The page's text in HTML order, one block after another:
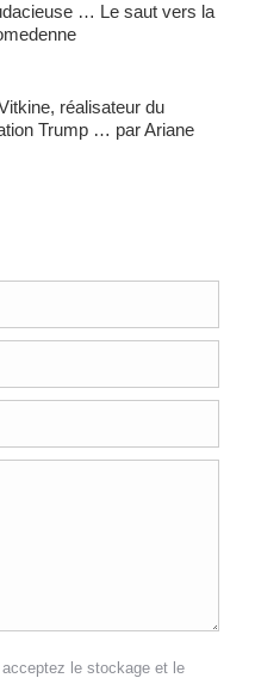
… Le saut vers la
réalisateur du
Trump … par Ariane
le stockage et le